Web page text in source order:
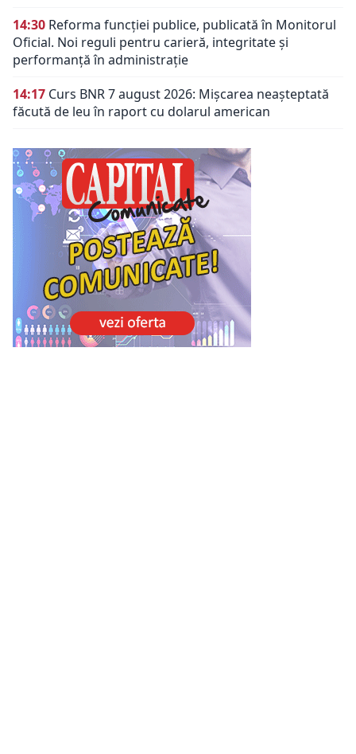
14:30 Reforma funcției publice, publicată în Monitorul
Oficial. Noi reguli pentru carieră, integritate și
performanță în administrație
14:17 Curs BNR 7 august 2026: Mișcarea neașteptată
făcută de leu în raport cu dolarul american